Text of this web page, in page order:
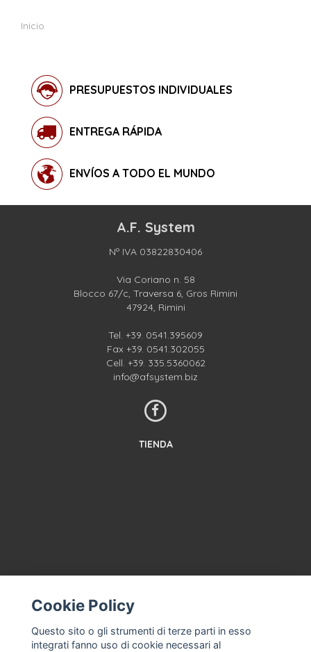
Inicio
PRESUPUESTOS INDIVIDUALES
ENTREGA RÁPIDA
ENVÍOS A TODO EL MUNDO
A.F. System
Nº IVA 03822830406
Via Coriano n. 58
Blocco 67/c, Traversa 6, Gros Rimini
47924, Rimini
Tel. +39. 0541.395609
Fax +39. 0541.302055
Cell. +39. 335.5360062
info@afsystem.biz
TIENDA
TÉRMINOS Y CONDICIONES
SOBRE NOSOTROS
Cookie Policy
Questo sito o gli strumenti di terze parti in esso
integrati fanno uso di cookie necessari al